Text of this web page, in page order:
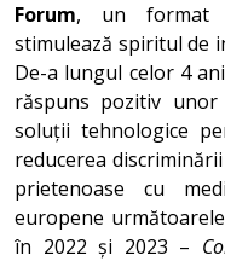
Forum, un format
stimulează spiritul de
De-a lungul celor 4
răspuns pozitiv
soluții tehnologice
reducerea
prietenoase cu
europene
în 2022 și 2023 –